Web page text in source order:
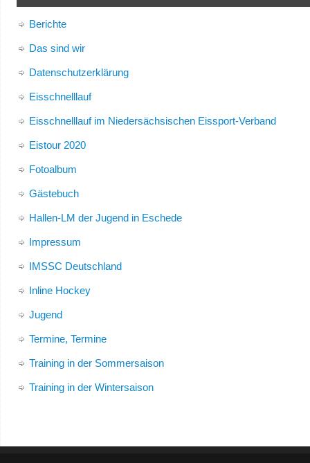
Berichte
Das sind wir
Datenschutzerklärung
Eisschnelllauf
Eisschnelllauf im Niedersächsischen Eissport-Verband
Eistour 2020
Fotoalbum
Gästebuch
Hallen-LM der Jugend in Eschede
Impressum
IMSSC Deutschland
Inline Hockey
Jugend
Termine, Termine
Training in der Sommersaison
Training in der Wintersaison